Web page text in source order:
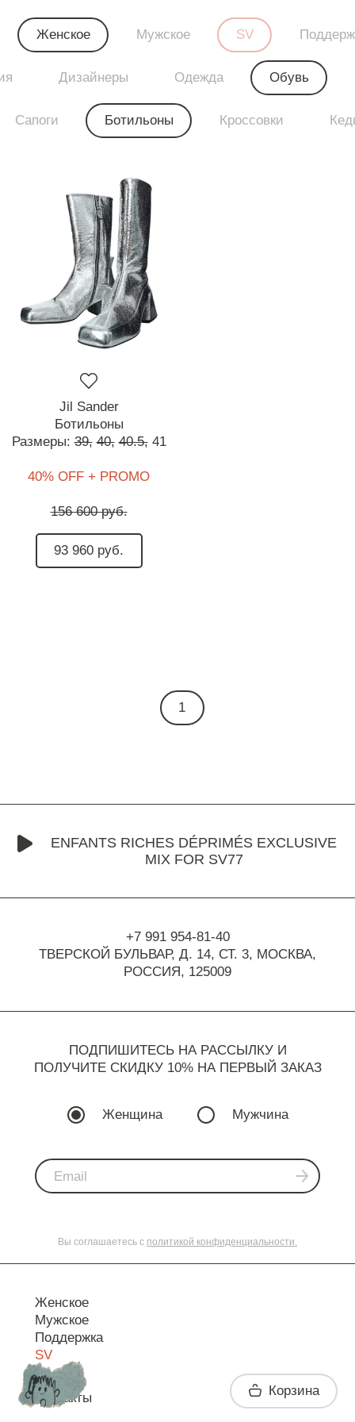
Jil Sander
Ботильоны
Размеры:39, 40, 40.5, 41
40% OFF + PROMO
156 600 руб.
93 960 руб.
1
Женское Мужское SV
Дизайнеры Одежда Обувь
Сапоги Ботильоны Кроссовки
ENFANTS RICHES DÉPRIMÉS EXCLUSIVE
MIX FOR SV77
+7 991 954-81-40
ТВЕРСКОЙ БУЛЬВАР, Д. 14, СТ. 3, МОСКВА,
РОССИЯ, 125009
ПОДПИШИТЕСЬ НА РАССЫЛКУ И
ПОЛУЧИТЕ СКИДКУ 10% НА ПЕРВЫЙ ЗАКАЗ
Женщина Мужчина
Вы соглашаетесь с политикой конфиденциальности.
Женское
Мужское
Поддержка
SV
Контакты Корзина